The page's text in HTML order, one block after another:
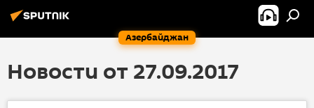
Азербайджан
Новости от 27.09.2017